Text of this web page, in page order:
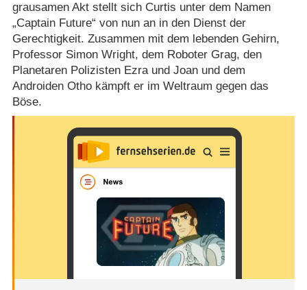
grausamen Akt stellt sich Curtis unter dem Namen
„Captain Future“ von nun an in den Dienst der
Gerechtigkeit. Zusammen mit dem lebenden Gehirn,
Professor Simon Wright, dem Roboter Grag, den
Planetaren Polizisten Ezra und Joan und dem
Androiden Otho kämpft er im Weltraum gegen das
Böse.